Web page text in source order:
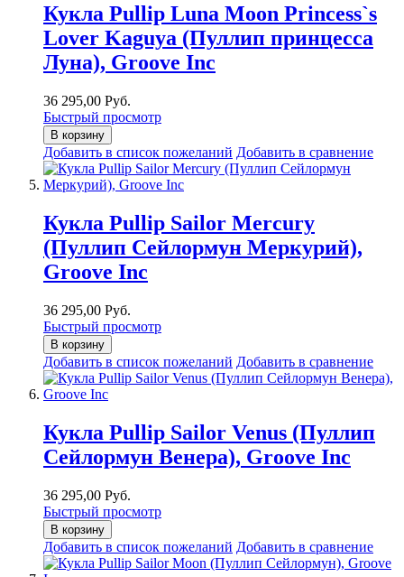
Кукла Pullip Luna Moon Princess`s
Lover Kaguya (Пуллип принцесса
Луна), Groove Inc
36 295,00 Руб.
Быстрый просмотр
В корзину
Добавить в список пожеланий Добавить в сравнение
Кукла Pullip Sailor Mercury
(Пуллип Сейлормун Меркурий),
Groove Inc
36 295,00 Руб.
Быстрый просмотр
В корзину
Добавить в список пожеланий Добавить в сравнение
Кукла Pullip Sailor Venus (Пуллип
Сейлормун Венера), Groove Inc
36 295,00 Руб.
Быстрый просмотр
В корзину
Добавить в список пожеланий Добавить в сравнение